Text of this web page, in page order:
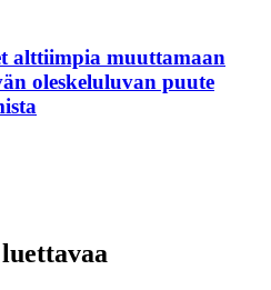
alttiimpia muuttamaan
oleskeluluvan puute